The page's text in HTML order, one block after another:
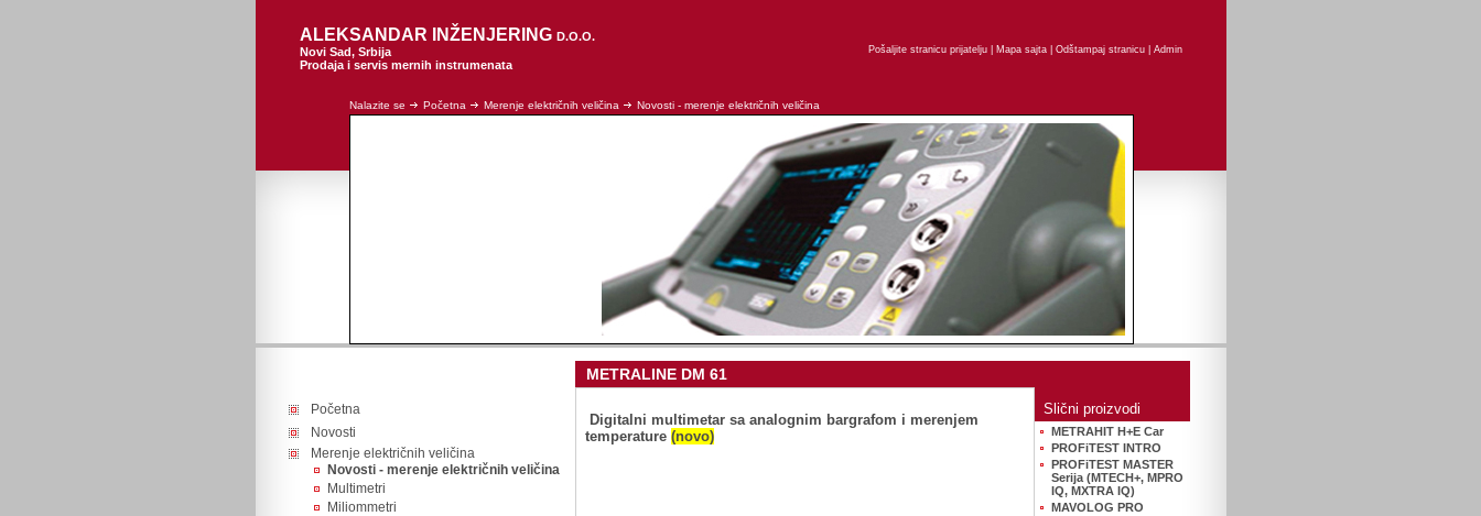
ALEKSANDAR INŽENJERING D.O.O.
Novi Sad, Srbija
Prodaja i servis mernih instrumenata
Pošaljite stranicu prijatelju| Mapa sajta| Odštampaj stranicu| Admin
Nalazite se Početna Merenje električnih veličina Novosti - merenje električnih veličina
Početna
Novosti
Merenje električnih veličina
Novosti - merenje električnih veličina
Multimetri
Miliommetri
METRALINE DM 61
Digitalni multimetar sa analognim bargrafom i merenjem
temperature (novo)
Slični proizvodi
METRAHIT H+E Car
PROFiTEST INTRO
PROFiTEST MASTER
Serija (MTECH+, MPRO
IQ, MXTRA IQ)
MAVOLOG PRO